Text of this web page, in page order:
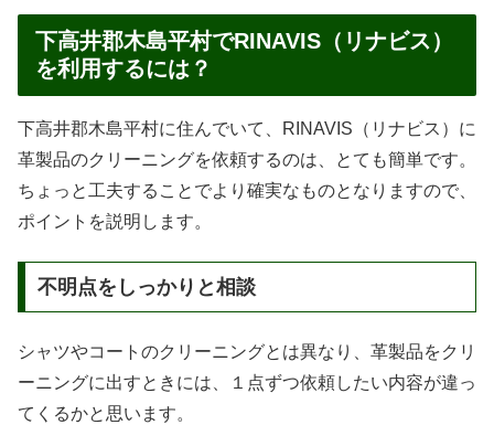
下高井郡木島平村でRINAVIS（リナビス）
を利用するには？
下高井郡木島平村に住んでいて、RINAVIS（リナビス）に
革製品のクリーニングを依頼するのは、とても簡単です。
ちょっと工夫することでより確実なものとなりますので、
ポイントを説明します。
不明点をしっかりと相談
シャツやコートのクリーニングとは異なり、革製品をクリ
ーニングに出すときには、１点ずつ依頼したい内容が違っ
てくるかと思います。